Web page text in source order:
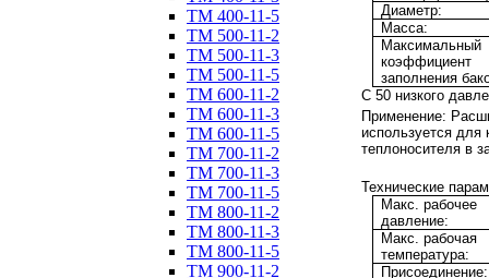
ТM 400-11-5
ТM 500-11-2
ТM 500-11-3
ТM 500-11-5
ТM 600-11-2
ТM 600-11-3
ТM 600-11-5
ТM 700-11-2
ТM 700-11-3
ТM 700-11-5
ТM 800-11-2
ТM 800-11-3
ТM 800-11-5
ТM 900-11-2
Диаметр:
Масса:
Максимальный
коэффициент
заполнения
C 50 низкого
Применение:
используется для
теплоносителя в
Технические
Макс. рабочее
давление:
Макс. рабочая
температура:
Присоединение: